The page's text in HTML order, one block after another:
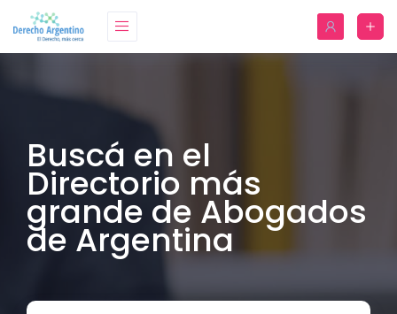
Buscá en el
Directorio más
grande de Abogados
de Argentina